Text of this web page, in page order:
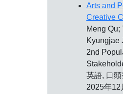
Arts and
Creative
Meng Qu;
Kyungjae
2nd
英語, 口頭
2025年12